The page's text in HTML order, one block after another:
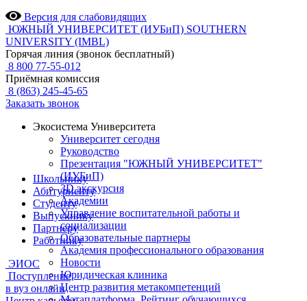
Версия для слабовидящих
ЮЖНЫЙ УНИВЕРСИТЕТ (ИУБиП) SOUTHERN
UNIVERSITY (IMBL)
Горячая линия (звонок бесплатный)
8 800 77-55-012
Приёмная комиссия
8 (863) 245-45-65
Заказать звонок
Экосистема Университета
Университет сегодня
Руководство
Презентация "ЮЖНЫЙ УНИВЕРСИТЕТ"
(ИУБиП)
3D экскурсия
Академии
Управление воспитательной работы и
социализации
Образовательные партнеры
Академия профессионального образования
Новости
Юридическая клиника
Центр развития метакомпетенций
Школьнику
Абитуриенту
Студенту
Выпускнику
Партнеру
Работнику
ЭИОС
Поступление
в вуз онлайн